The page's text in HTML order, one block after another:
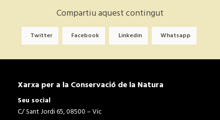
Compartiu aquest contingut
Twitter Facebook Linkedin Whatsapp
Xarxa per a la Conservació de la Natura
Seu social
C/ Sant Jordi 65, 08500 – Vic